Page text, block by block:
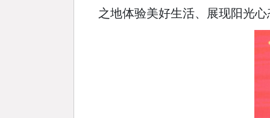
之地体验美好生活、展现阳光心